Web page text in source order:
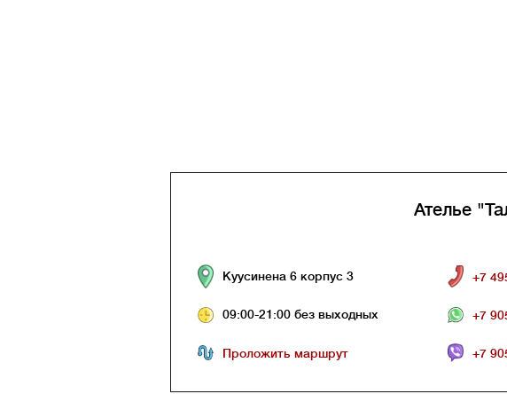
Ателье
Куусинена 6 корпус 3
09:00-21:00 без выходных
Проложить маршрут
+7
+7
+7